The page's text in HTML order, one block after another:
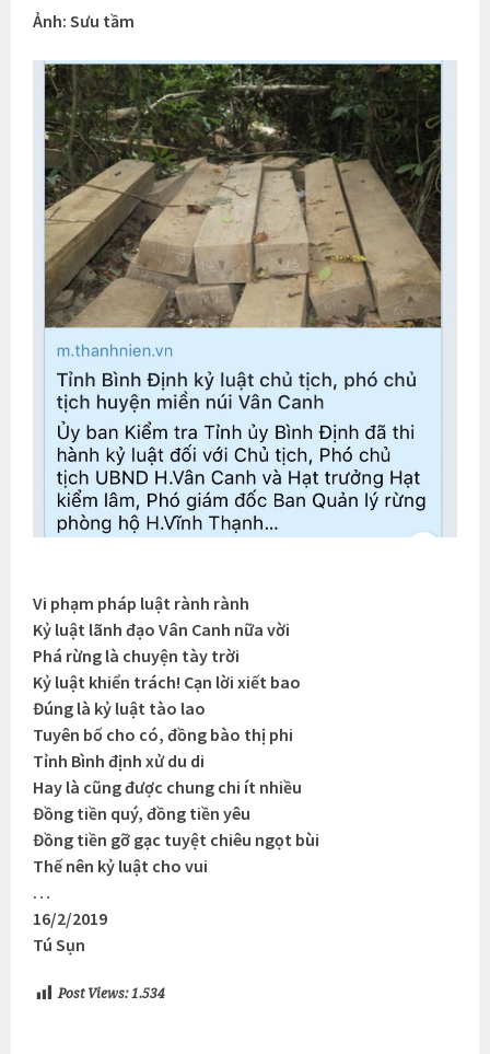
Ảnh: Sưu tầm
Vi phạm pháp luật rành rành
Kỷ luật lãnh đạo Vân Canh nữa vời
Phá rừng là chuyện tày trời
Kỷ luật khiển trách! Cạn lời xiết bao
Đúng là kỷ luật tào lao
Tuyên bố cho có, đồng bào thị phi
Tỉnh Bình định xử du di
Hay là cũng được chung chi ít nhiều
Đồng tiền quý, đồng tiền yêu
Đồng tiền gỡ gạc tuyệt chiêu ngọt bùi
Thế nên kỷ luật cho vui
…
16/2/2019
Tú Sụn
Post Views: 1.534